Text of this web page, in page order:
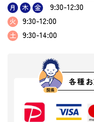
月 木 金 9:30-12:30
火 9:30-12:00
土 9:30-14:00
各種